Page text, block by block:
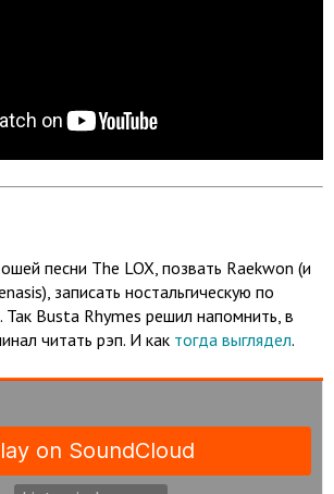
песни The LOX, позвать Raekwon (и
записать ностальгическую по
Busta Rhymes решил напомнить, в
читать рэп. И как тогда выглядел.